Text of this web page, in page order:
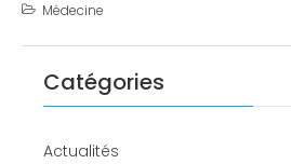
Médecine
Catégories
Actualités